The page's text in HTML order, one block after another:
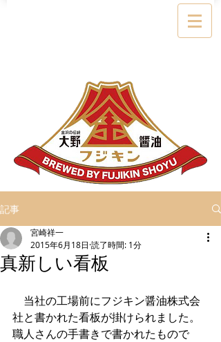
記事
真新しい看板
宮崎祥一
2015年6月18日 読了時間: 1分
当社の工場前にフジキン醤油株式会
社と書かれた看板が掛けられました。
職人さんの手書きで書かれたもので